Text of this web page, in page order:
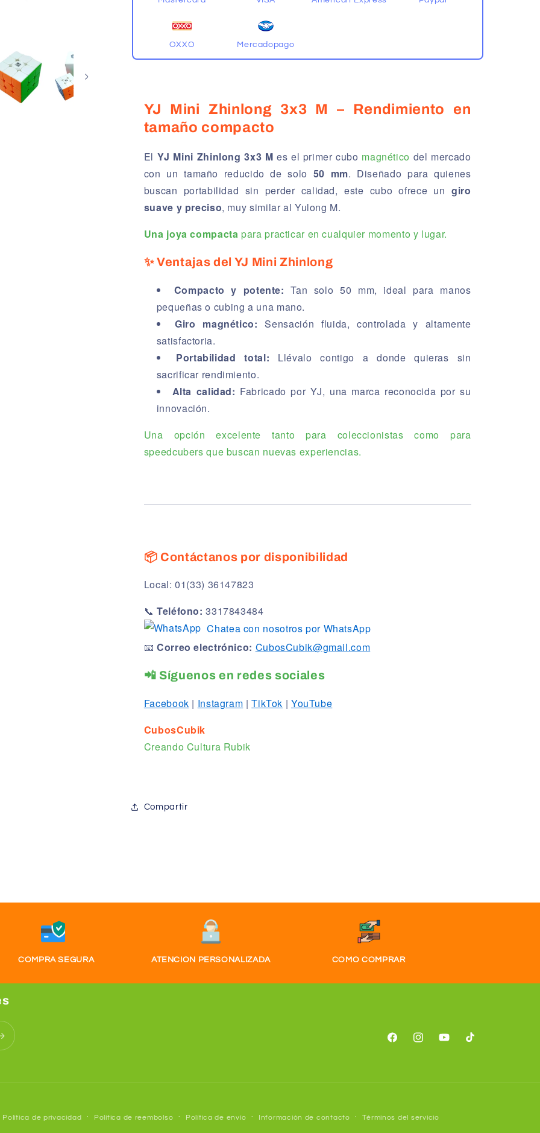
OXXO Mercadopago
YJ Mini Zhinlong 3x3 M – Rendimiento en
tamaño compacto
El YJ Mini Zhinlong 3x3 M es el primer cubo magnético del mercado
con un tamaño reducido de solo 50 mm. Diseñado para quienes
buscan portabilidad sin perder calidad, este cubo ofrece un giro
suave y preciso, muy similar al Yulong M.
Una joya compacta para practicar en cualquier momento y lugar.
✨ Ventajas del YJ Mini Zhinlong
Compacto y potente: Tan solo 50 mm, ideal para manos
pequeñas o cubing a una mano.
Giro magnético: Sensación fluida, controlada y altamente
satisfactoria.
Portabilidad total: Llévalo contigo a donde quieras sin
sacrificar rendimiento.
Alta calidad: Fabricado por YJ, una marca reconocida por su
innovación.
Una opción excelente tanto para coleccionistas como para
speedcubers que buscan nuevas experiencias.
📦 Contáctanos por disponibilidad
Local: 01(33) 36147823
📞Teléfono: 3317843484
Chatea con nosotros por WhatsApp
📧Correo electrónico: CubosCubik@gmail.com
📲 Síguenos en redes sociales
Facebook | Instagram |TikTok | YouTube
CubosCubik
Creando Cultura Rubik
Compartir
COMPRA SEGURA ATENCION PERSONALIZADA COMO COMPRAR
FacebookInstagramYouTubeTikTok
Política de privacidad Política de reembolso Política de envío Información de contacto Términos del servicio